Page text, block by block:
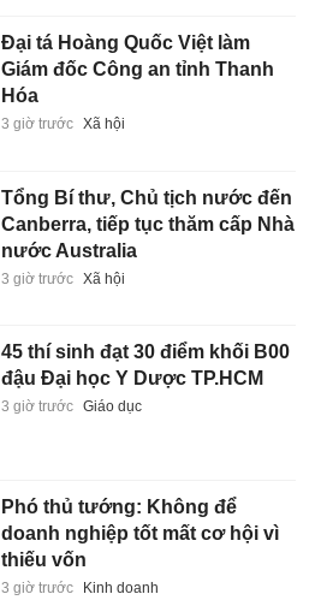
Đại tá Hoàng Quốc Việt làm
Giám đốc Công an tỉnh Thanh
Hóa
3 giờ trước Xã hội
Tổng Bí thư, Chủ tịch nước đến
Canberra, tiếp tục thăm cấp Nhà
nước Australia
3 giờ trước Xã hội
45 thí sinh đạt 30 điểm khối B00
đậu Đại học Y Dược TP.HCM
3 giờ trước Giáo dục
Phó thủ tướng: Không để
doanh nghiệp tốt mất cơ hội vì
thiếu vốn
3 giờ trước Kinh doanh